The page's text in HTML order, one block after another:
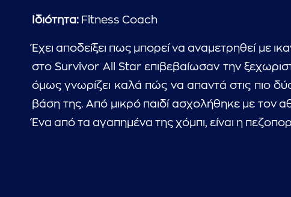
Ιδιότητα: Fitness Coach
Έχει αποδείξει πως μπορεί να αναμετρηθεί με
στο Survivor All Star επιβεβαίωσαν την
όμως γνωρίζει καλά πώς να απαντά στις πιο
βάση της. Από μικρό παιδί ασχολήθηκε με τον
Ένα από τα αγαπημένα της χόμπι, είναι η